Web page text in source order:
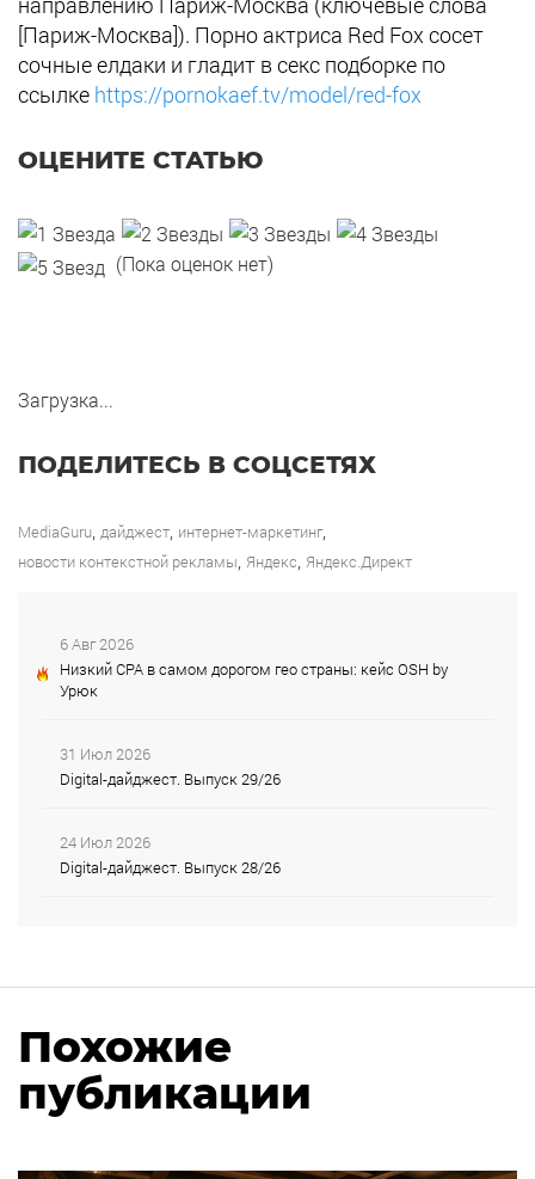
[Париж-Москва]). Порно актриса Red Fox сосет
сочные елдаки и гладит в секс подборке по
ссылке https://pornokaef.tv/model/red-fox
ОЦЕНИТЕ СТАТЬЮ
(Пока оценок нет)
Загрузка...
ПОДЕЛИТЕСЬ В СОЦСЕТЯХ
MediaGuru дайджест интернет-маркетинг,
новости контекстной рекламы Яндекс Яндекс.Директ
6 Авг 2026
Низкий CPA в самом дорогом гео страны: кейс OSH by
Урюк
31 Июл 2026
Digital-дайджест. Выпуск 29/26
24 Июл 2026
Digital-дайджест. Выпуск 28/26
Похожие
публикации